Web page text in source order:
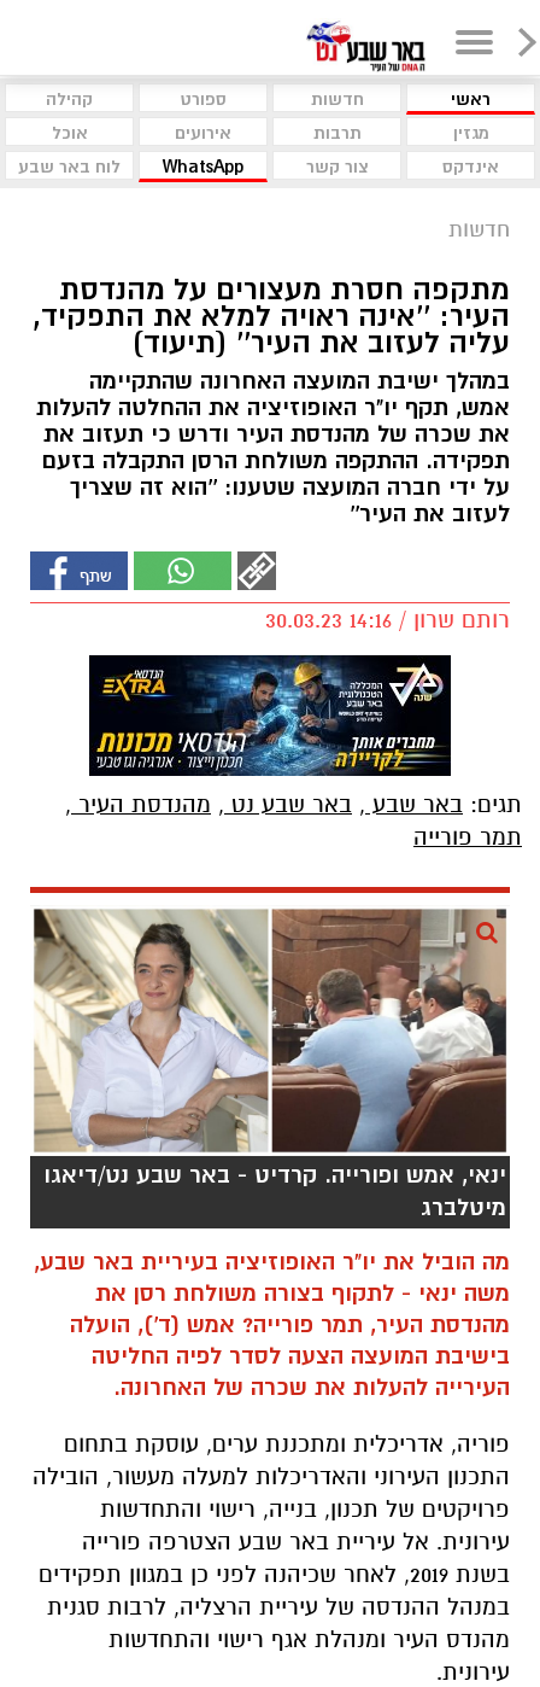
ראשי חדשות ספורט
קהילה
מגזין
תרבות אירועים
אוכל
אינדקס
צור קשר WhatsApp לוח באר שבע
חדשות
מתקפה חסרת מעצורים על מהנדסת
העיר: ''אינה ראויה למלא את התפקיד,
עליה לעזוב את העיר'' (תיעוד)
במהלך ישיבת המועצה האחרונה שהתקיימה
אמש, תקף יו"ר האופוזיציה את ההחלטה להעלות
את שכרה של מהנדסת העיר ודרש כי תעזוב את
תפקידה. ההתקפה משולחת הרסן התקבלה בזעם
על ידי חברה המועצה שטענו: ''הוא זה שצריך
לעזוב את העיר''
רותם שרון / 14:16 30.03.23
תגים: באר שבע , באר שבע נט , מהנדסת העיר ,
תמר פורייה
ינאי, אמש ופורייה. קרדיט - באר שבע נט/דיאגו
מיטלברג
מה הוביל את יו"ר האופוזיציה בעיריית באר שבע,
משה ינאי - לתקוף בצורה משולחת רסן את
מהנדסת העיר, תמר פורייה? אמש (ד'), הועלה
בישיבת המועצה הצעה לסדר לפיה החליטה
העירייה להעלות את שכרה של האחרונה.
פוריה, אדריכלית ומתכננת ערים, עוסקת בתחום
התכנון העירוני והאדריכלות למעלה מעשור, הובילה
פרויקטים של תכנון, בנייה, רישוי והתחדשות
עירונית. אל עיריית באר שבע הצטרפה פורייה
בשנת 2019, לאחר ש
כיהנה לפני כן במגוון תפקידים
במנהל ההנדסה של עיריית הרצליה, לרבות סגנית
מהנדס העיר ומנהלת אגף רישוי והתחדשות
עירונית.